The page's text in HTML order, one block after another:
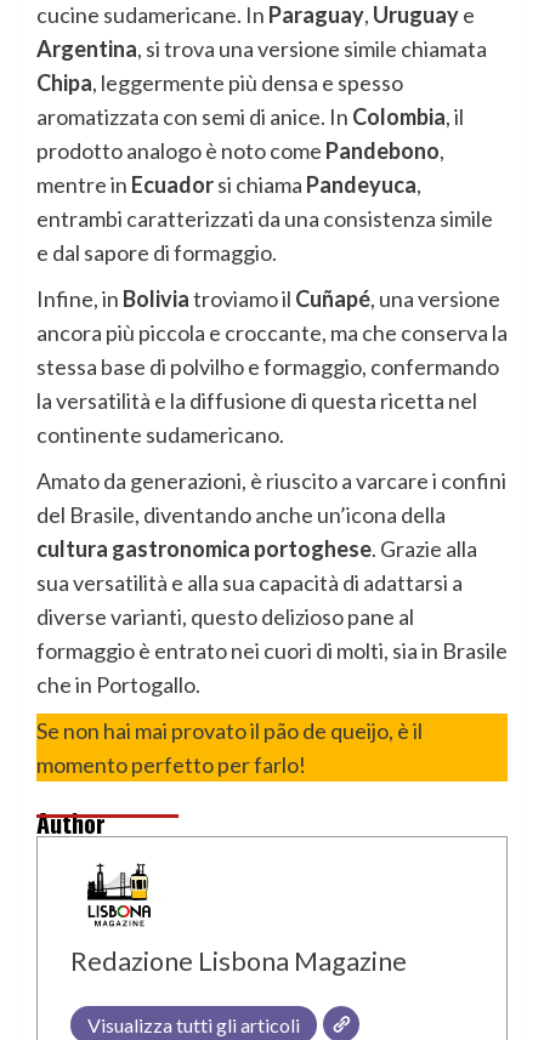
cucine sudamericane. In Paraguay, Uruguaye
Argentina, si trova una versione simile chiamata
Chipa, leggermente più densa e spesso
aromatizzata con semi di anice. In Colombia, il
prodotto analogo è noto come Pandebono,
mentre in Ecuadorsi chiama Pandeyuca,
entrambi caratterizzati da una consistenza simile
e dal sapore di formaggio.
Infine, in Boliviatroviamo il Cuñapé, una versione
ancora più piccola e croccante, ma che conserva la
stessa base di polvilho e formaggio, confermando
la versatilità e la diffusione di questa ricetta nel
continente sudamericano.
Amato da generazioni, è riuscito a varcare i confini
del Brasile, diventando anche un’icona della
cultura gastronomica portoghese. Grazie alla
sua versatilità e alla sua capacità di adattarsi a
diverse varianti, questo delizioso pane al
formaggio è entrato nei cuori di molti, sia in Brasile
che in Portogallo.
Se non hai mai provato il pão de queijo, è il
momento perfetto per farlo!
Author
Redazione Lisbona Magazine
Visualizza tutti gli articoli